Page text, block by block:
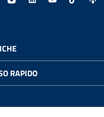
- Sito esterno -
- Sito esterno - Apertura
Instagram - Sito
Linkedin - Sito
Youtube -
TikTok
RAPIDO